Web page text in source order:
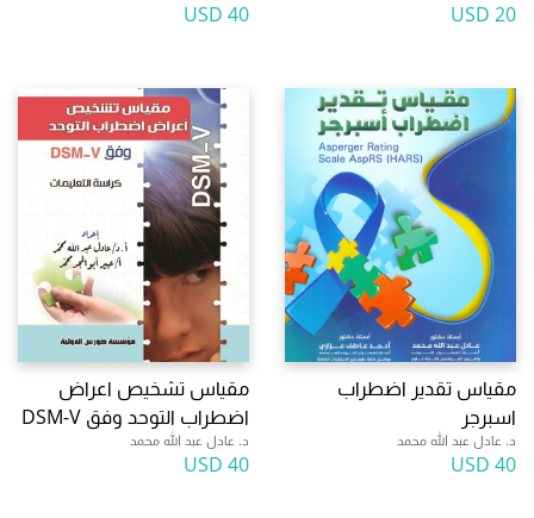
20 USD
40 USD
مقياس تقدير اضطراب
اسبرجر
د. عادل عبد الله محمد
40 USD
مقياس تشخيص اعراض
اضطراب التوحد وفق DSM-V
د. عادل عبد الله محمد
40 USD